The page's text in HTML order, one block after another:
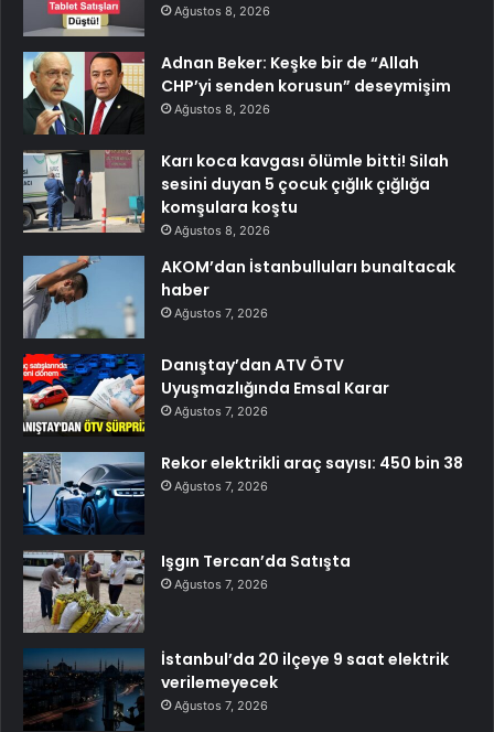
Ağustos 8, 2026
Adnan Beker: Keşke bir de “Allah
CHP’yi senden korusun” deseymişim
Ağustos 8, 2026
Karı koca kavgası ölümle bitti! Silah
sesini duyan 5 çocuk çığlık çığlığa
komşulara koştu
Ağustos 8, 2026
AKOM’dan İstanbulluları bunaltacak
haber
Ağustos 7, 2026
Danıştay’dan ATV ÖTV
Uyuşmazlığında Emsal Karar
Ağustos 7, 2026
Rekor elektrikli araç sayısı: 450 bin 38
Ağustos 7, 2026
Işgın Tercan’da Satışta
Ağustos 7, 2026
İstanbul’da 20 ilçeye 9 saat elektrik
verilemeyecek
Ağustos 7, 2026